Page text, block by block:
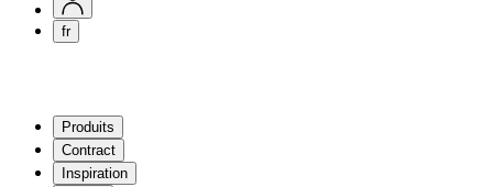
fr
Produits
Contract
Inspiration